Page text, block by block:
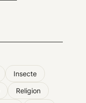
Insecte
Religion